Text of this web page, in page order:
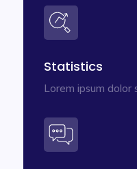
Statistics
Lorem ipsum dolor